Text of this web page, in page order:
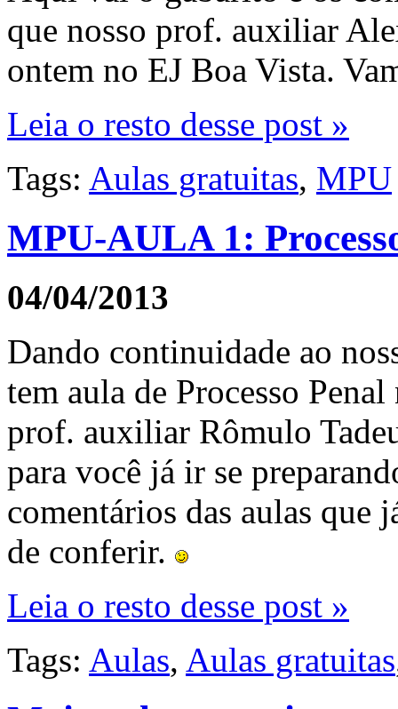
que nosso prof. auxiliar
ontem no EJ Boa Vista.
Leia o resto desse post »
Tags: Aulas gratuitas, MPU
MPU-AULA 1:
04/04/2013
Dando continuidade ao
tem aula de Processo
prof. auxiliar Rômulo
para você já ir se
comentários das aulas que
de conferir.
Leia o resto desse post »
Tags: Aulas, Aulas gratuitas